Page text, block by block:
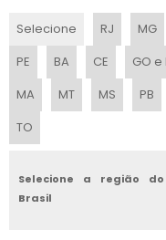
RODOVIÁRIAS
PREÇO DE CALIBRAÇÃO
BALANÇA RODOVIÁRIA
CONSERTO DE BALANÇAS
EMPRESAS DE
Selecione RJ MG
PE
BA CE GO e
MA
MT MS PB
TO
Selecione a região do
Brasil